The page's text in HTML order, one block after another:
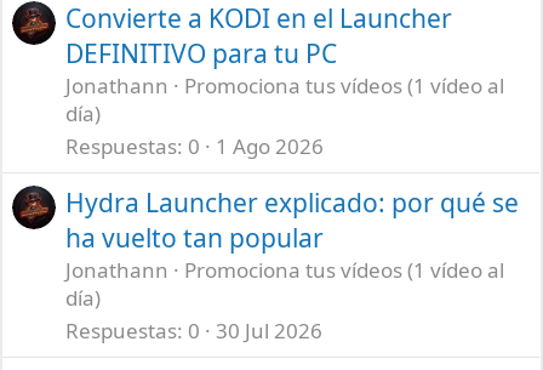
Convierte a KODI en el Launcher
DEFINITIVO para tu PC
Jonathann
Promociona tus vídeos (1 vídeo al
día)
Respuestas 0 1 Ago 2026
Hydra Launcher explicado: por qué se
ha vuelto tan popular
Jonathann
Promociona tus vídeos (1 vídeo al
día)
Respuestas 0 30 Jul 2026